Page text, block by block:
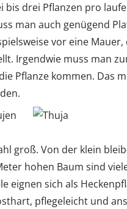
bis drei Pflanzen pro
man auch genügend
vor eine
Irgendwie muss man
Pflanze kommen. Das
groß. Von der klein
hohen Baum sind
eignen sich als
pflegeleicht und